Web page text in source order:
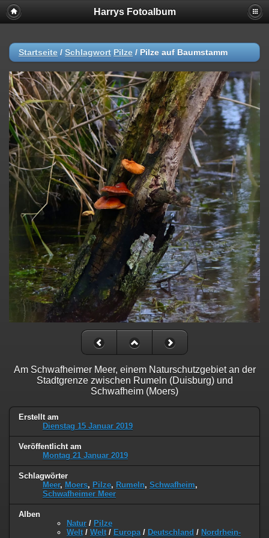
Harrys Fotoalbum
Startseite / Schlagwort Pilze / Pilze auf Baumstamm
Am Schwafheimer Meer, einem Naturschutzgebiet an der
Stadtgrenze zwischen Rumeln (Duisburg) und
Schwafheim (Moers)
Erstellt am
Dienstag 15 Januar 2019
Veröffentlicht am
Montag 21 Januar 2019
Schlagwörter
Meer, Moers, Pilze, Rumeln, Schwafheim,
Schwafheimer Meer
Alben
Natur / Pilze
Welt / Welt / Europa / Deutschland / Nordrhein-